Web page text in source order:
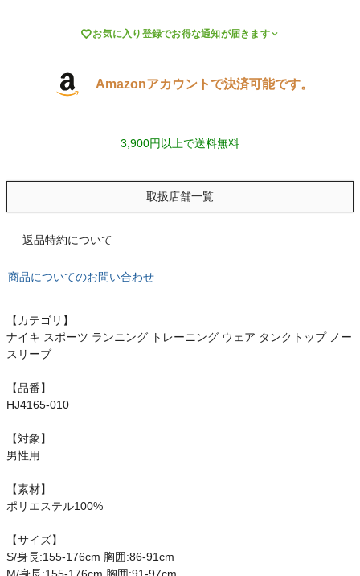
サックス SAXX
ベースボールマリオ（野球商品）
お気に入り
商品レビュー
プロテイン・サプリメントまとめ買い
お気に入り登録でお得な通知が届きます
Amazonアカウントで決済可能です。
3,900円以上で送料無料
取扱店舗一覧
返品特約について
商品についてのお問い合わせ
【カテゴリ】
ナイキ スポーツ ランニング トレーニング ウェア タンクトップ ノー
スリーブ
【品番】
HJ4165-010
【対象】
男性用
【素材】
ポリエステル100%
【サイズ】
S/身長:155-176cm 胸囲:86-91cm